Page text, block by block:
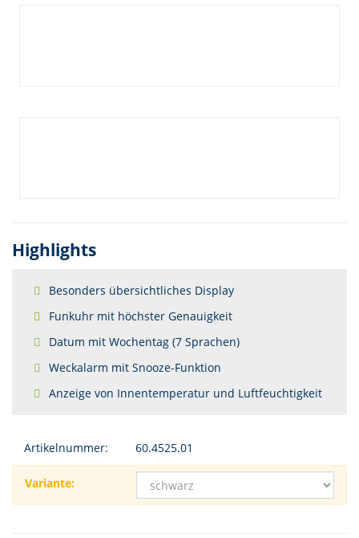
Highlights
Besonders übersichtliches Display
Funkuhr mit höchster Genauigkeit
Datum mit Wochentag (7 Sprachen)
Weckalarm mit Snooze-Funktion
Anzeige von Innentemperatur und Luftfeuchtigkeit
Artikelnummer: 60.4525.01
Variante: